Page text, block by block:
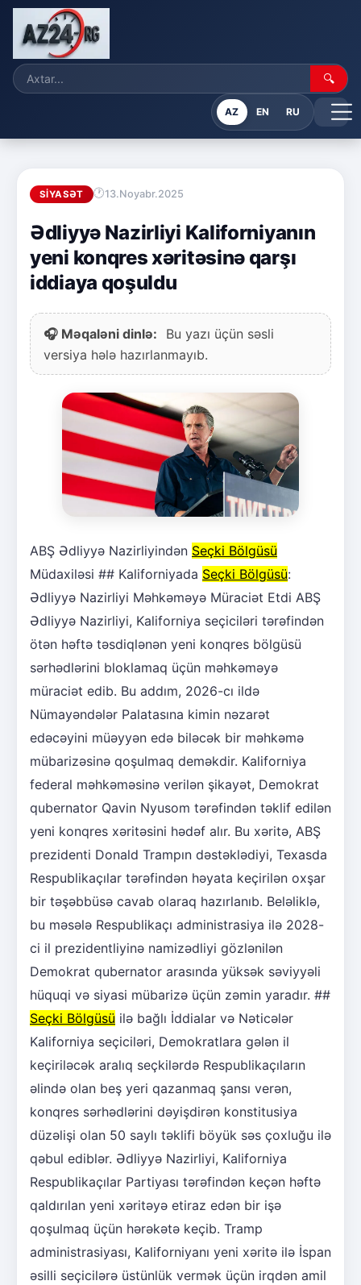
🔍
AZ EN RU
SIYASƏT 13.Noyabr.2025
Ədliyyə Nazirliyi Kaliforniyanın
yeni konqres xəritəsinə qarşı
iddiaya qoşuldu
🎧 Məqaləni dinlə:
Bu yazı üçün səsli
versiya hələ hazırlanmayıb.
ABŞ Ədliyyə Nazirliyindən Seçki Bölgüsü
Müdaxiləsi ## Kaliforniyada Seçki Bölgüsü:
Ədliyyə Nazirliyi Məhkəməyə Müraciət Etdi ABŞ
Ədliyyə Nazirliyi, Kaliforniya seçiciləri tərəfindən
ötən həftə təsdiqlənən yeni konqres bölgüsü
sərhədlərini bloklamaq üçün məhkəməyə
müraciət edib. Bu addım, 2026-cı ildə
Nümayəndələr Palatasına kimin nəzarət
edəcəyini müəyyən edə biləcək bir məhkəmə
mübarizəsinə qoşulmaq deməkdir. Kaliforniya
federal məhkəməsinə verilən şikayət, Demokrat
qubernator Qavin Nyusom tərəfindən təklif edilən
yeni konqres xəritəsini hədəf alır. Bu xəritə, ABŞ
prezidenti Donald Trampın dəstəklədiyi, Texasda
Respublikaçılar tərəfindən həyata keçirilən oxşar
bir təşəbbüsə cavab olaraq hazırlanıb. Beləliklə,
bu məsələ Respublikaçı administrasiya ilə 2028-
ci il prezidentliyinə namizədliyi gözlənilən
Demokrat qubernator arasında yüksək səviyyəli
hüquqi və siyasi mübarizə üçün zəmin yaradır. ##
Seçki Bölgüsü ilə bağlı İddialar və Nəticələr
Kaliforniya seçiciləri, Demokratlara gələn il
keçiriləcək aralıq seçkilərdə Respublikaçıların
əlində olan beş yeri qazanmaq şansı verən,
konqres sərhədlərini dəyişdirən konstitusiya
düzəlişi olan 50 saylı təklifi böyük səs çoxluğu ilə
qəbul ediblər. Ədliyyə Nazirliyi, Kaliforniya
Respublikaçılar Partiyası tərəfindən keçən həftə
qaldırılan yeni xəritəyə etiraz edən bir işə
qoşulmaq üçün hərəkətə keçib. Tramp
administrasiyası, Kaliforniyanı yeni xəritə ilə İspan
əsilli seçicilərə üstünlük vermək üçün irqdən amil